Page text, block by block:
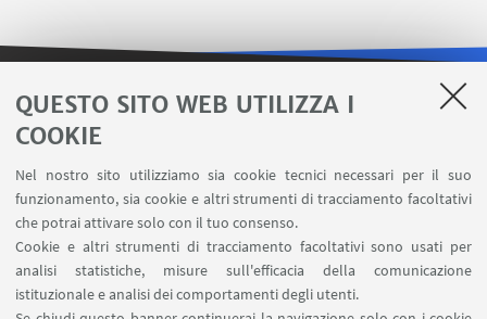
QUESTO SITO WEB UTILIZZA I
COOKIE
Nel nostro sito utilizziamo sia cookie tecnici necessari per il suo
funzionamento, sia cookie e altri strumenti di tracciamento facoltativi
che potrai attivare solo con il tuo consenso.
Cookie e altri strumenti di tracciamento facoltativi sono usati per
analisi statistiche, misure sull'efficacia della comunicazione
istituzionale e analisi dei comportamenti degli utenti.
LINK UTILI
Contatti
Carta dei servizi
SEGUI IL DIPARTIMENTO SU: